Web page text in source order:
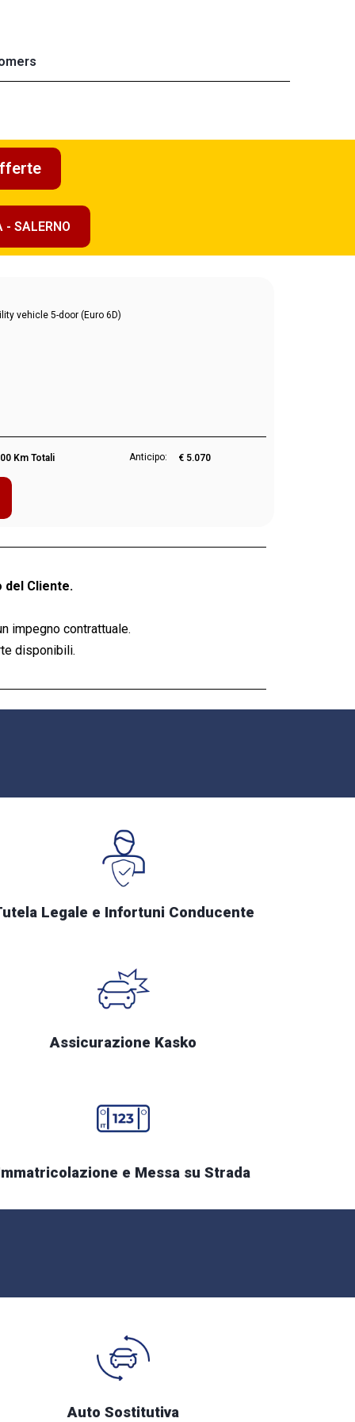
- SALERNO
vehicle 5-door (Euro 6D)
Km Totali Anticipo: € 5.070
del Cliente.
impegno contrattuale.
disponibili.
Legale e Infortuni Conducente
Assicurazione Kasko
e Messa su Strada
Auto Sostitutiva